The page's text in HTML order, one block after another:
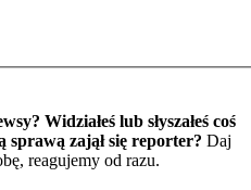
Widziałeś lub słyszałeś coś
sprawą zajął się reporter? Daj
reagujemy od razu.